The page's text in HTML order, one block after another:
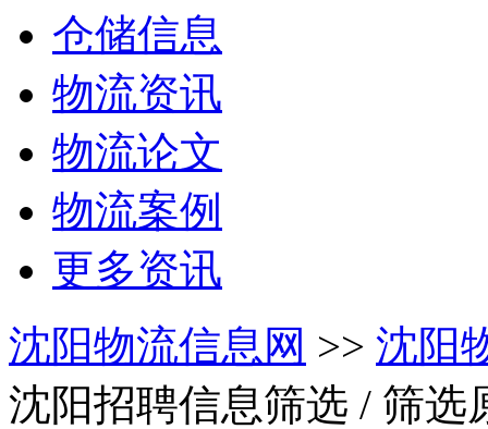
仓储信息
物流资讯
物流论文
物流案例
更多资讯
沈阳物流信息网 >> 沈阳
沈阳招聘信息筛选 / 筛选